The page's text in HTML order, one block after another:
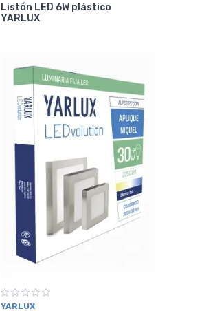
Listón LED 6W plástico
YARLUX
YARLUX